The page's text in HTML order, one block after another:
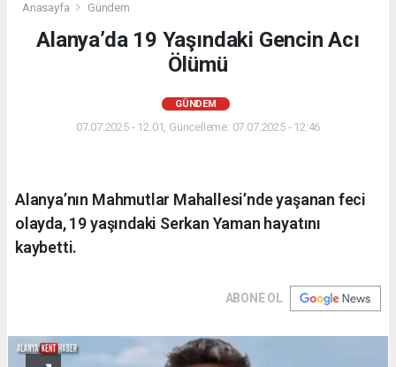
Anasayfa Gündem
Alanya’da 19 Yaşındaki Gencin Acı
Ölümü
GÜNDEM
07.07.2025 - 12:01, Güncelleme: 07.07.2025 - 12:46
Alanya’nın Mahmutlar Mahallesi’nde yaşanan feci
olayda, 19 yaşındaki Serkan Yaman hayatını
kaybetti.
ABONE OL